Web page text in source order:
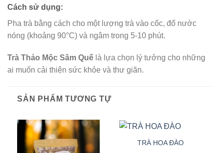
Cách sử dụng:
Pha trà bằng cách cho một lượng trà vào cốc, đổ nước
nóng (khoảng 90°C) và ngâm trong 5-10 phút.
Trà Thảo Mộc Sâm Quế là lựa chọn lý tưởng cho những
ai muốn cải thiện sức khỏe và thư giãn.
SẢN PHẨM TƯƠNG TỰ
TRÀ HOA ĐÀO